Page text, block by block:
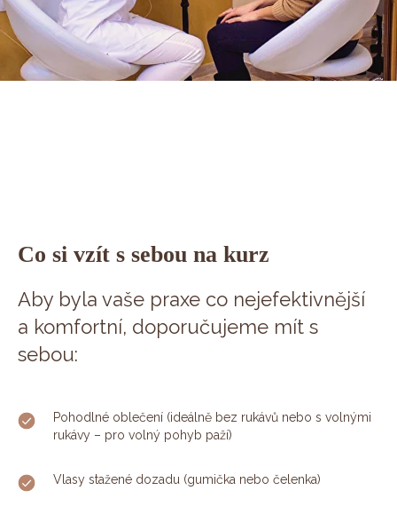
Co si vzít s sebou na kurz
Aby byla vaše praxe co nejefektivnější
a komfortní, doporučujeme mít s
sebou:
Pohodlné oblečení (ideálně bez rukávů nebo s volnými
rukávy – pro volný pohyb paží)
Vlasy stažené dozadu (gumička nebo čelenka)